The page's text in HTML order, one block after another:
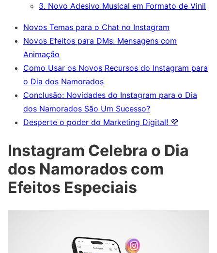
3. Novo Adesivo Musical em Formato de Vinil
Novos Temas para o Chat no Instagram
Novos Efeitos para DMs: Mensagens com
Animação
Como Usar os Novos Recursos do Instagram para
o Dia dos Namorados
Conclusão: Novidades do Instagram para o Dia
dos Namorados São Um Sucesso?
Desperte o poder do Marketing Digital! 💜
Instagram Celebra o Dia
dos Namorados com
Efeitos Especiais